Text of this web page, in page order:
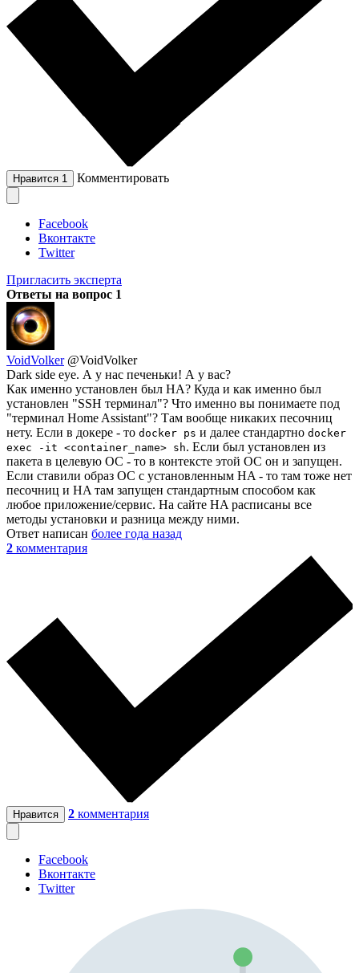
Нравится 1 Комментировать
Facebook
Вконтакте
Twitter
Пригласить эксперта
Ответы на вопрос 1
VoidVolker @VoidVolker
Dark side eye. А у нас печеньки! А у вас?
Как именно установлен был HA? Куда и как именно был
установлен "SSH терминал"? Что именно вы понимаете под
"терминал Home Assistant"? Там вообще никаких песочниц
нету. Если в докере - то docker ps и далее стандартно docker
exec -it <container_name> sh. Если был установлен из
пакета в целевую ОС - то в контексте этой ОС он и запущен.
Если ставили образ ОС с установленным HA - то там тоже нет
песочниц и HA там запущен стандартным способом как
любое приложение/сервис. На сайте HA расписаны все
методы установки и разница между ними.
Ответ написан более года назад
2 комментария
Нравится 2 комментария
Facebook
Вконтакте
Twitter